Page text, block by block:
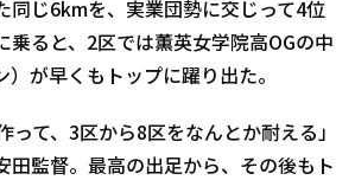
同じ6kmを、実業団勢に交じって4位
乗ると、2区では薫英女学院高OGの中
）が早くもトップに躍り出た。
って、3区から8区をなんとか耐える」
田監督。最高の出足から、その後もト